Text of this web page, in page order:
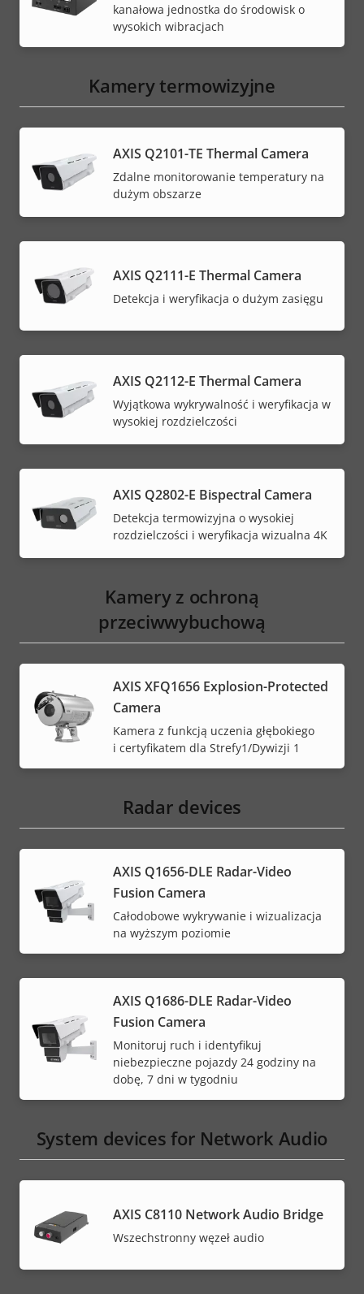
kanałowa jednostka do środowisk o
wysokich wibracjach
Kamery termowizyjne
AXIS Q2101-TE Thermal Camera
Zdalne monitorowanie temperatury na
dużym obszarze
AXIS Q2111-E Thermal Camera
Detekcja i weryfikacja o dużym zasięgu
AXIS Q2112-E Thermal Camera
Wyjątkowa wykrywalność i weryfikacja w
wysokiej rozdzielczości
AXIS Q2802-E Bispectral Camera
Detekcja termowizyjna o wysokiej
rozdzielczości i weryfikacja wizualna 4K
Kamery z ochroną
przeciwwybuchową
AXIS XFQ1656 Explosion-Protected
Camera
Kamera z funkcją uczenia głębokiego
i certyfikatem dla Strefy1/Dywizji 1
Radar devices
AXIS Q1656-DLE Radar-Video
Fusion Camera
Całodobowe wykrywanie i wizualizacja
na wyższym poziomie
AXIS Q1686-DLE Radar-Video
Fusion Camera
Monitoruj ruch i identyfikuj
niebezpieczne pojazdy 24 godziny na
dobę, 7 dni w tygodniu
System devices for Network Audio
AXIS C8110 Network Audio Bridge
Wszechstronny węzeł audio